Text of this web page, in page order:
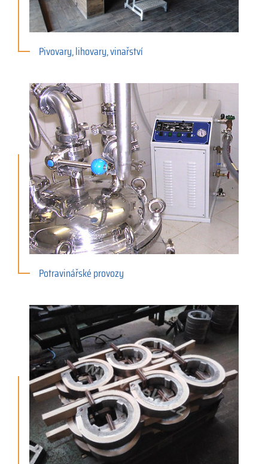
Pivovary, lihovary, vinařství
Potravinářské provozy